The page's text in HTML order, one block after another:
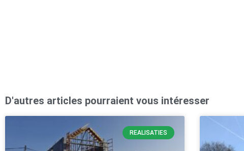
D'autres articles pourraient vous intéresser
REALISATIES